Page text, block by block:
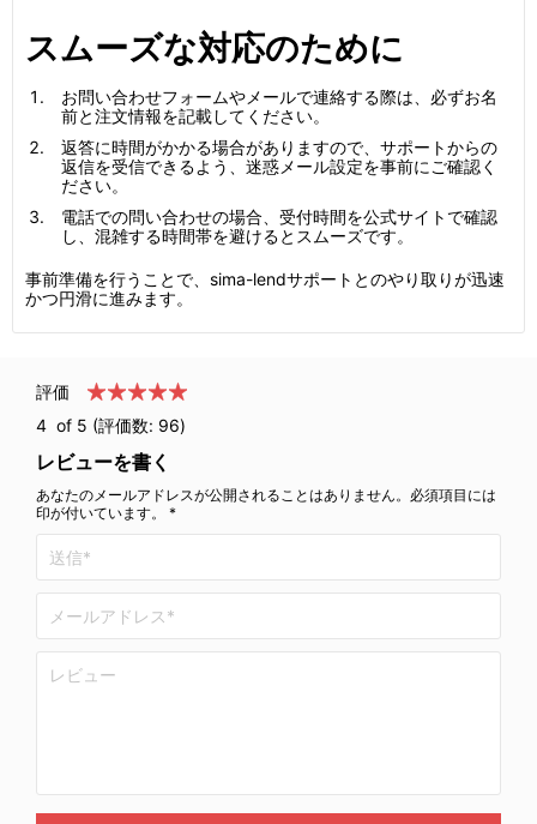
スムーズな対応のために
お問い合わせフォームやメールで連絡する際は、必ずお名
前と注文情報を記載してください。
返答に時間がかかる場合がありますので、サポートからの
返信を受信できるよう、迷惑メール設定を事前にご確認く
ださい。
電話での問い合わせの場合、受付時間を公式サイトで確認
し、混雑する時間帯を避けるとスムーズです。
事前準備を行うことで、sima-lendサポートとのやり取りが迅速
かつ円滑に進みます。
評価
4 of 5 (評価数: 96)
レビューを書く
あなたのメールアドレスが公開されることはありません。必須項目には
印が付いています。 *